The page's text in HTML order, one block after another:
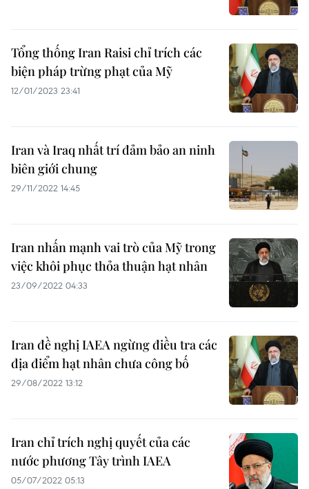
Tổng thống Iran Raisi chỉ trích các
biện pháp trừng phạt của Mỹ
12/01/2023 23:41
Iran và Iraq nhất trí đảm bảo an ninh
biên giới chung
29/11/2022 14:45
Iran nhấn mạnh vai trò của Mỹ trong
việc khôi phục thỏa thuận hạt nhân
23/09/2022 04:33
Iran đề nghị IAEA ngừng điều tra các
địa điểm hạt nhân chưa công bố
29/08/2022 13:12
Iran chỉ trích nghị quyết của các
nước phương Tây trình IAEA
05/07/2022 05:13